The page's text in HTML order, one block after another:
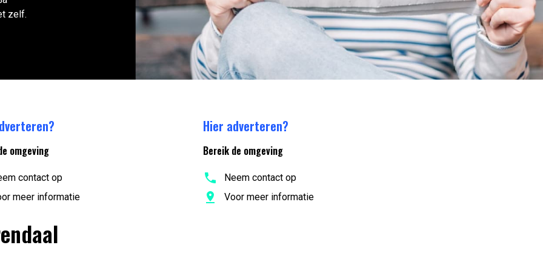
zelf.
omgeving
contact op
meer informatie
Hier adverteren?
Bereik de omgeving
Neem contact op
Voor meer informatie